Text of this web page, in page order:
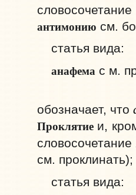
антимонию см.
статья вида:
анафема с м.
обозначает, что
Проклятиеи,
словосочетание
см. проклинать);
статья вида: